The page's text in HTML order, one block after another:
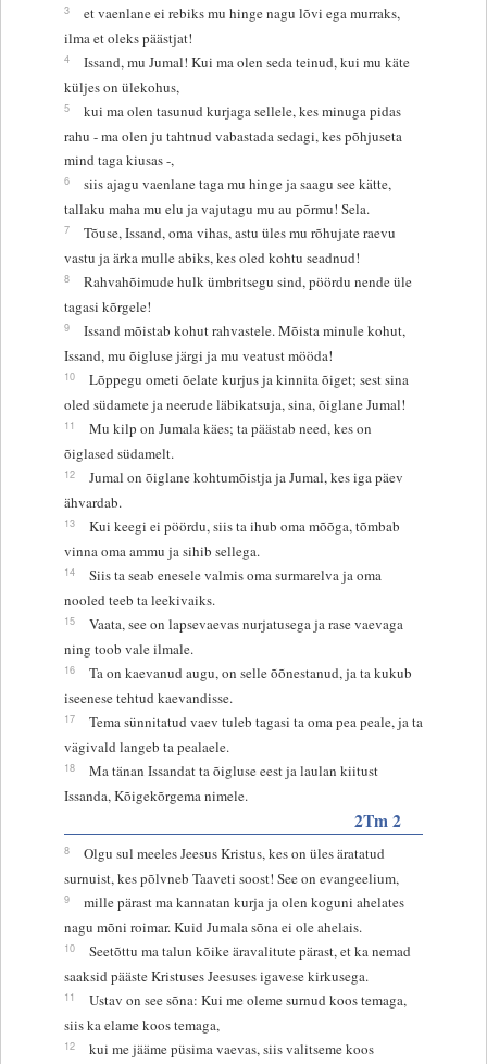
3
et vaenlane ei rebiks mu hinge nagu lõvi ega murraks,
ilma et oleks päästjat!
4
Issand, mu Jumal! Kui ma olen seda teinud, kui mu käte
küljes on ülekohus,
5
kui ma olen tasunud kurjaga sellele, kes minuga pidas
rahu - ma olen ju tahtnud vabastada sedagi, kes põhjuseta
mind taga kiusas -,
6
siis ajagu vaenlane taga mu hinge ja saagu see kätte,
tallaku maha mu elu ja vajutagu mu au põrmu! Sela.
7
Tõuse, Issand, oma vihas, astu üles mu rõhujate raevu
vastu ja ärka mulle abiks, kes oled kohtu seadnud!
8
Rahvahõimude hulk ümbritsegu sind, pöördu nende üle
tagasi kõrgele!
9
Issand mõistab kohut rahvastele. Mõista minule kohut,
Issand, mu õigluse järgi ja mu veatust mööda!
10
Lõppegu ometi õelate kurjus ja kinnita õiget; sest sina
oled südamete ja neerude läbikatsuja, sina, õiglane Jumal!
11
Mu kilp on Jumala käes; ta päästab need, kes on
õiglased südamelt.
12
Jumal on õiglane kohtumõistja ja Jumal, kes iga päev
ähvardab.
13
Kui keegi ei pöördu, siis ta ihub oma mõõga, tõmbab
vinna oma ammu ja sihib sellega.
14
Siis ta seab enesele valmis oma surmarelva ja oma
nooled teeb ta leekivaiks.
15
Vaata, see on lapsevaevas nurjatusega ja rase vaevaga
ning toob vale ilmale.
16
Ta on kaevanud augu, on selle õõnestanud, ja ta kukub
iseenese tehtud kaevandisse.
17
Tema sünnitatud vaev tuleb tagasi ta oma pea peale, ja ta
vägivald langeb ta pealaele.
18
Ma tänan Issandat ta õigluse eest ja laulan kiitust
Issanda, Kõigekõrgema nimele.
2Tm 2
8
Olgu sul meeles Jeesus Kristus, kes on üles äratatud
surnuist, kes põlvneb Taaveti soost! See on evangeelium,
9
mille pärast ma kannatan kurja ja olen koguni ahelates
nagu mõni roimar. Kuid Jumala sõna ei ole ahelais.
10
Seetõttu ma talun kõike äravalitute pärast, et ka nemad
saaksid pääste Kristuses Jeesuses igavese kirkusega.
11
Ustav on see sõna: Kui me oleme surnud koos temaga,
siis ka elame koos temaga,
12
kui me jääme püsima vaevas, siis valitseme koos